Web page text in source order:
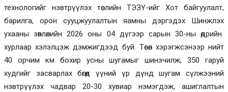
технологийг нэвтрүүлэх төслийн ТЭЗҮ-ийг Хот байгуулалт,
барилга, орон сууцжуулалтын яамны дэргэдэх Шинжлэх
ухааны зөвлөлийн 2026 оны 04 дүгээр сарын 30-ны өдрийн
хурлаар хэлэлцэж дэмжигдээд буй. Төсөл хэрэгжсэнээр нийт
40 орчим км бохир усны шугамыг шинэчилж, 350 гаруй
худгийг засварлах бөгөөд үүний үр дүнд шугам сүлжээний
нэвтрүүлэх чадвар 20-30 хувиар нэмэгдэж, ашиглалтын